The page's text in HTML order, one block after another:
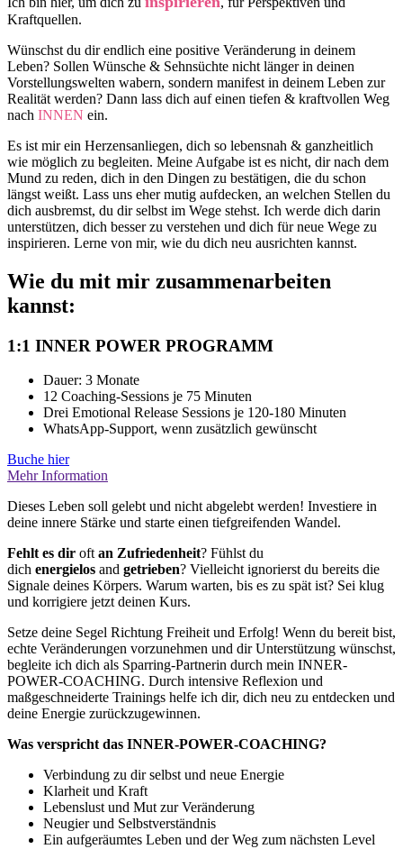
Kraftquellen.
Wünschst du dir endlich eine positive Veränderung in deinem
Leben? Sollen Wünsche & Sehnsüchte nicht länger in deinen
Vorstellungswelten wabern, sondern manifest in deinem Leben zur
Realität werden? Dann lass dich auf einen tiefen & kraftvollen Weg
nach INNEN ein.
Es ist mir ein Herzensanliegen, dich so lebensnah & ganzheitlich
wie möglich zu begleiten. Meine Aufgabe ist es nicht, dir nach dem
Mund zu reden, dich in den Dingen zu bestätigen, die du schon
längst weißt. Lass uns eher mutig aufdecken, an welchen Stellen du
dich ausbremst, du dir selbst im Wege stehst. Ich werde dich darin
unterstützen, dich besser zu verstehen und dich für neue Wege zu
inspirieren. Lerne von mir, wie du dich neu ausrichten kannst.
Wie du mit mir zusammenarbeiten
kannst:
1:1 INNER POWER PROGRAMM
Dauer: 3 Monate
12 Coaching-Sessions je 75 Minuten
Drei Emotional Release Sessions je 120-180 Minuten
WhatsApp-Support, wenn zusätzlich gewünscht
Buche hier
Mehr Information
Dieses Leben soll gelebt und nicht abgelebt werden! Investiere in
deine innere Stärke und starte einen tiefgreifenden Wandel.
Fehlt es dir oft an Zufriedenheit? Fühlst du
dich energielos and getrieben? Vielleicht ignorierst du bereits die
Signale deines Körpers. Warum warten, bis es zu spät ist? Sei klug
und korrigiere jetzt deinen Kurs.
Setze deine Segel Richtung Freiheit und Erfolg! Wenn du bereit bist,
echte Veränderungen vorzunehmen und dir Unterstützung wünschst,
begleite ich dich als Sparring-Partnerin durch mein INNER-
POWER-COACHING. Durch intensive Reflexion und
maßgeschneiderte Trainings helfe ich dir, dich neu zu entdecken und
deine Energie zurückzugewinnen.
Was verspricht das INNER-POWER-COACHING?
Verbindung zu dir selbst und neue Energie
Klarheit und Kraft
Lebenslust und Mut zur Veränderung
Neugier und Selbstverständnis
Ein aufgeräumtes Leben und der Weg zum nächsten Level